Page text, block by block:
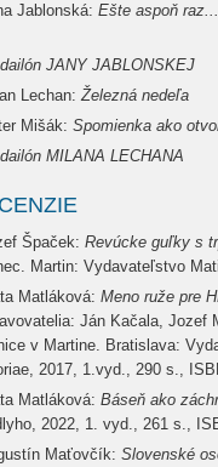
Jablonská: Ešte aspoň
JANY JABLONSKEJ
Lechan:Železná nedeľa
Mišák: Spomienka ako
MILANA LECHANA
Špaček: Revúcke guľky s
Martin: Vydavateľstvo
Matláková: Meno ruže pre
Ján Kačala, Jozef
v Martine. Bratislava:
2017, 1.vyd., 290 s.,
Matláková: Báseň ako
2022, 1. vyd., 261 s.,
Maťovčík: Slovenské